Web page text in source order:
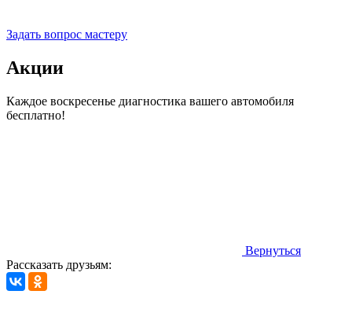
Задать вопрос мастеру
Акции
Каждое воскресенье диагностика вашего автомобиля
бесплатно!
Вернуться
Рассказать друзьям: